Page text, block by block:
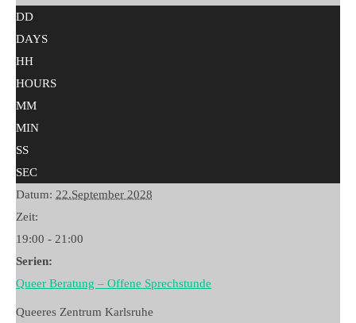
DD
DAYS
HH
HOURS
MM
MIN
SS
SEC
Datum: 22.September 2028
Zeit:
19:00 - 21:00
Serien:
Queer Beratung – Offene Sprechstunde
Queeres Zentrum Karlsruhe